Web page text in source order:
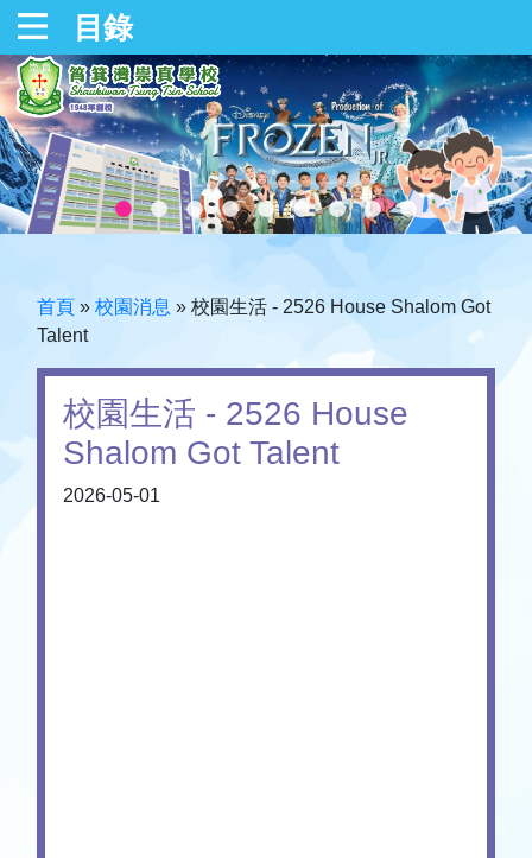
目錄
首頁 » 校園消息 » 校園生活 - 2526 House Shalom Got
Talent
校園生活 - 2526 House
Shalom Got Talent
2026-05-01